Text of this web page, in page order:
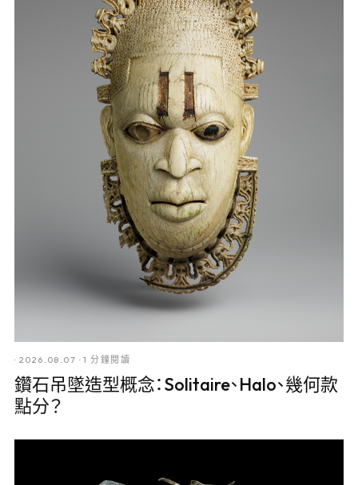
· 2026.08.07 ·1 分鐘閱讀
鑽石吊墜造型概念：Solitaire、Halo、幾何款
點分？